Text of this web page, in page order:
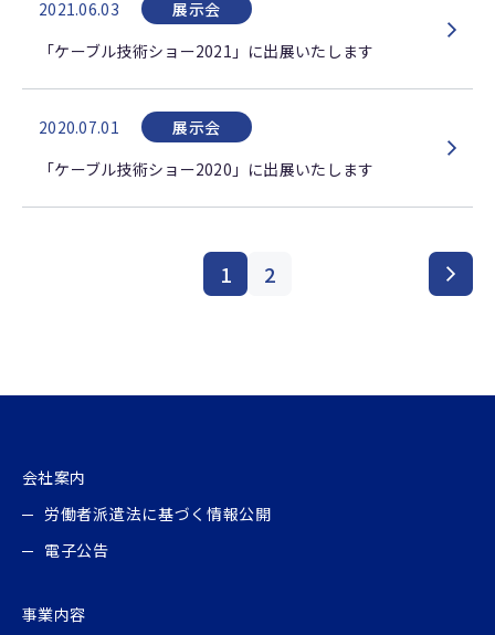
2021.06.03
展示会
「ケーブル技術ショー2021」に出展いたします
2020.07.01
展示会
「ケーブル技術ショー2020」に出展いたします
1 2
会社案内
労働者派遣法に基づく情報公開
電子公告
事業内容